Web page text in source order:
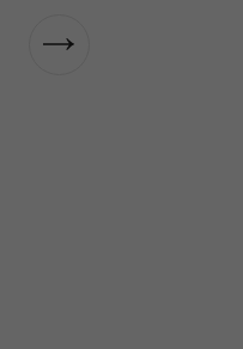
Nächste